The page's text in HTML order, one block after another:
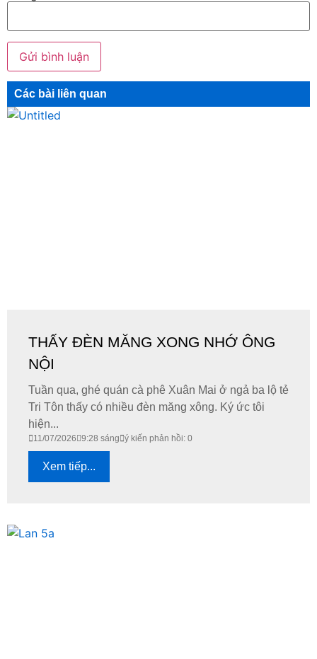
Các bài liên quan
THẤY ĐÈN MĂNG XONG NHỚ ÔNG
NỘI
Tuần qua, ghé quán cà phê Xuân Mai ở ngả ba lộ tẻ
Tri Tôn thấy có nhiều đèn măng xông. Ký ức tôi
hiện...
11/07/2026 9:28 sáng ý kiến phản hồi: 0
Xem tiếp...